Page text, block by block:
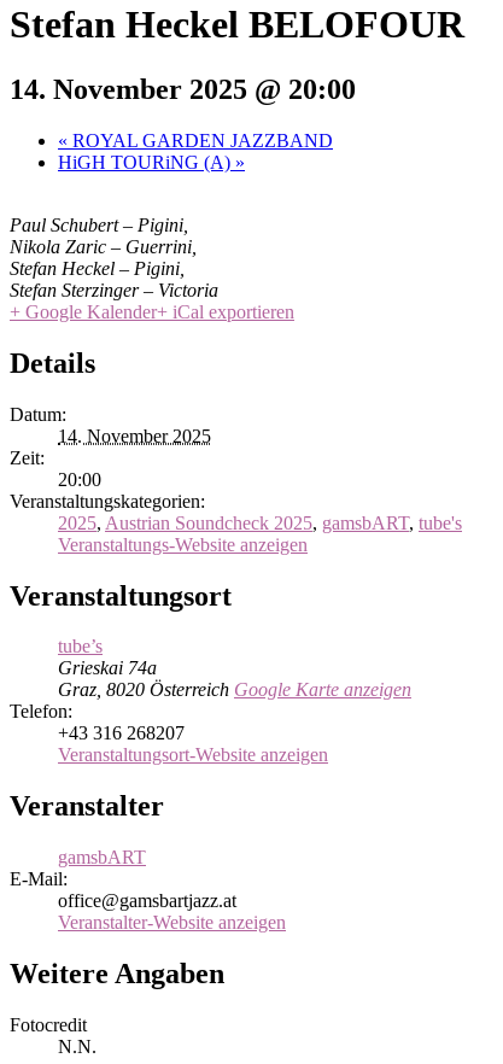
Stefan Heckel BELOFOUR
14. November 2025 @ 20:00
« ROYAL GARDEN JAZZBAND
HiGH TOURiNG (A) »
Paul Schubert – Pigini,
Nikola Zaric – Guerrini,
Stefan Heckel – Pigini,
Stefan Sterzinger – Victoria
+ Google Kalender+ iCal exportieren
Details
Datum:
14. November 2025
Zeit:
20:00
Veranstaltungskategorien:
2025, Austrian Soundcheck 2025, gamsbART, tube's
Veranstaltungs-Website anzeigen
Veranstaltungsort
tube’s
Grieskai 74a
Graz, 8020 Österreich Google Karte anzeigen
Telefon:
+43 316 268207
Veranstaltungsort-Website anzeigen
Veranstalter
gamsbART
E-Mail:
office@gamsbartjazz.at
Veranstalter-Website anzeigen
Weitere Angaben
Fotocredit
N.N.